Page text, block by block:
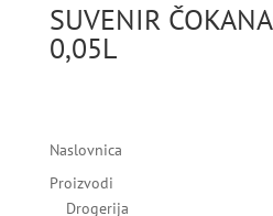
SUVENIR
0,05L
Naslovnica
Proizvodi
Drogerija